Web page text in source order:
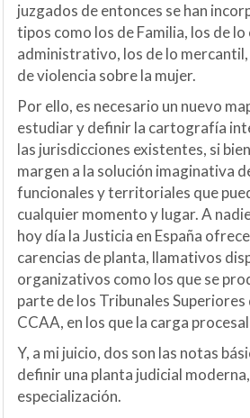
juzgados de entonces se han
tipos como los de Familia, los de
administrativo, los de lo mercantil,
de violencia sobre la mujer.
Por ello, es necesario un nuevo
estudiar y definir la cartografía
las jurisdicciones existentes, si
margen a la solución imaginativa
funcionales y territoriales que
cualquier momento y lugar. A
hoy día la Justicia en España
carencias de planta, llamativos
organizativos como los que se
parte de los Tribunales Superiores
CCAA, en los que la carga
Y, a mi juicio, dos son las notas
definir una planta judicial
especialización.